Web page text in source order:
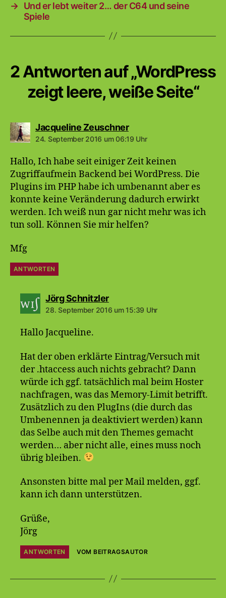
→ Und er lebt weiter 2… der C64 und seine
Spiele
2 Antworten auf „WordPress
zeigt leere, weiße Seite“
Jacqueline Zeuschnersagt:
24. September 2016 um 06:19 Uhr
Hallo, Ich habe seit einiger Zeit keinen
Zugriffaufmein Backend bei WordPress. Die
Plugins im PHP habe ich umbenannt aber es
konnte keine Veränderung dadurch erwirkt
werden. Ich weiß nun gar nicht mehr was ich
tun soll. Können Sie mir helfen?
Mfg
ANTWORTEN
Jörg Schnitzlersagt:
28. September 2016 um 15:39 Uhr
Hallo Jacqueline.
Hat der oben erklärte Eintrag/Versuch mit
der .htaccess auch nichts gebracht? Dann
würde ich ggf. tatsächlich mal beim Hoster
nachfragen, was das Memory-Limit betrifft.
Zusätzlich zu den PlugIns (die durch das
Umbenennen ja deaktiviert werden) kann
das Selbe auch mit den Themes gemacht
werden… aber nicht alle, eines muss noch
übrig bleiben.
Ansonsten bitte mal per Mail melden, ggf.
kann ich dann unterstützen.
Grüße,
Jörg
ANTWORTEN VOM BEITRAGSAUTOR